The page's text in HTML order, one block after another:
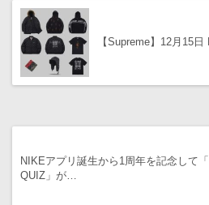
【Supreme】12月15
NIKEアプリ誕生から1周年を記念して
QUIZ」が…